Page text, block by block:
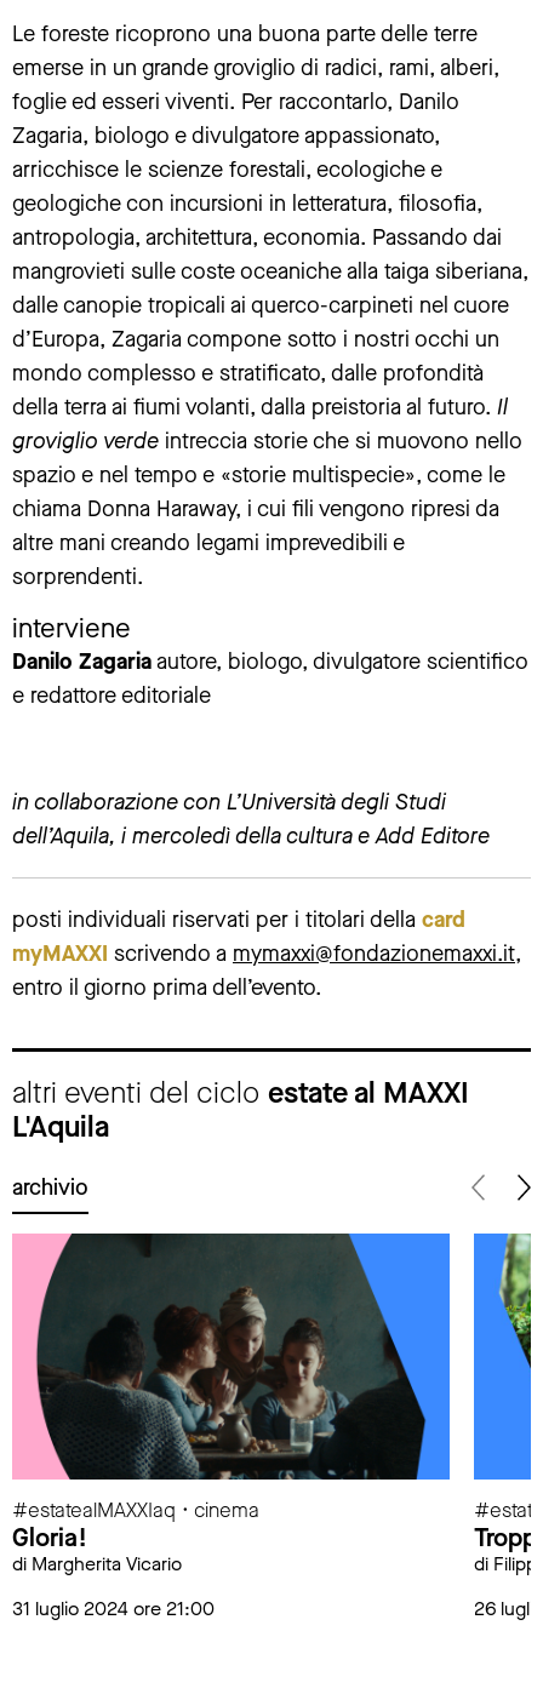
Le foreste ricoprono una buona parte delle terre
emerse in un grande groviglio di radici, rami, alberi,
foglie ed esseri viventi. Per raccontarlo, Danilo
Zagaria, biologo e divulgatore appassionato,
arricchisce le scienze forestali, ecologiche e
geologiche con incursioni in letteratura, filosofia,
antropologia, architettura, economia. Passando dai
mangrovieti sulle coste oceaniche alla taiga siberiana,
dalle canopie tropicali ai querco-carpineti nel cuore
d’Europa, Zagaria compone sotto i nostri occhi un
mondo complesso e stratificato, dalle profondità
della terra ai fiumi volanti, dalla preistoria al futuro. Il
groviglio verde intreccia storie che si muovono nello
spazio e nel tempo e «storie multispecie», come le
chiama Donna Haraway, i cui fili vengono ripresi da
altre mani creando legami imprevedibili e
sorprendenti.
interviene
Danilo Zagariaautore, biologo, divulgatore scientifico
e redattore editoriale
in collaborazione con L’Università degli Studi
dell’Aquila, i mercoledì della cultura e Add Editore
posti individuali riservati per i titolari della card
myMAXXI scrivendo a mymaxxi@fondazionemaxxi.it,
entro il giorno prima dell’evento.
altri eventi del ciclo estate al MAXXI
L'Aquila
archivio
#estatealMAXXIaq • cinema
Gloria!
di Margherita Vicario
31 luglio 2024 ore 21:00
di
26